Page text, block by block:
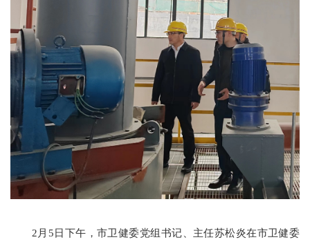
2月5日下午，市卫健委党组书记、主任苏松炎在市卫健委